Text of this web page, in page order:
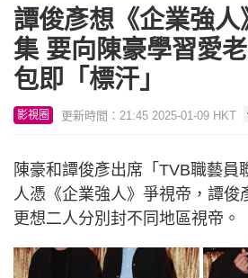
譚俊彥想《企業強人
集 要向陳豪學習愛
包即「標汗」
影視圈 更新時間：21:45 2025-01-09 HKT
陳豪和譚俊彥出席「TVB職藝員
人憑《企業強人》爭視帝，譚俊
更想二人分別封不同地區視帝。